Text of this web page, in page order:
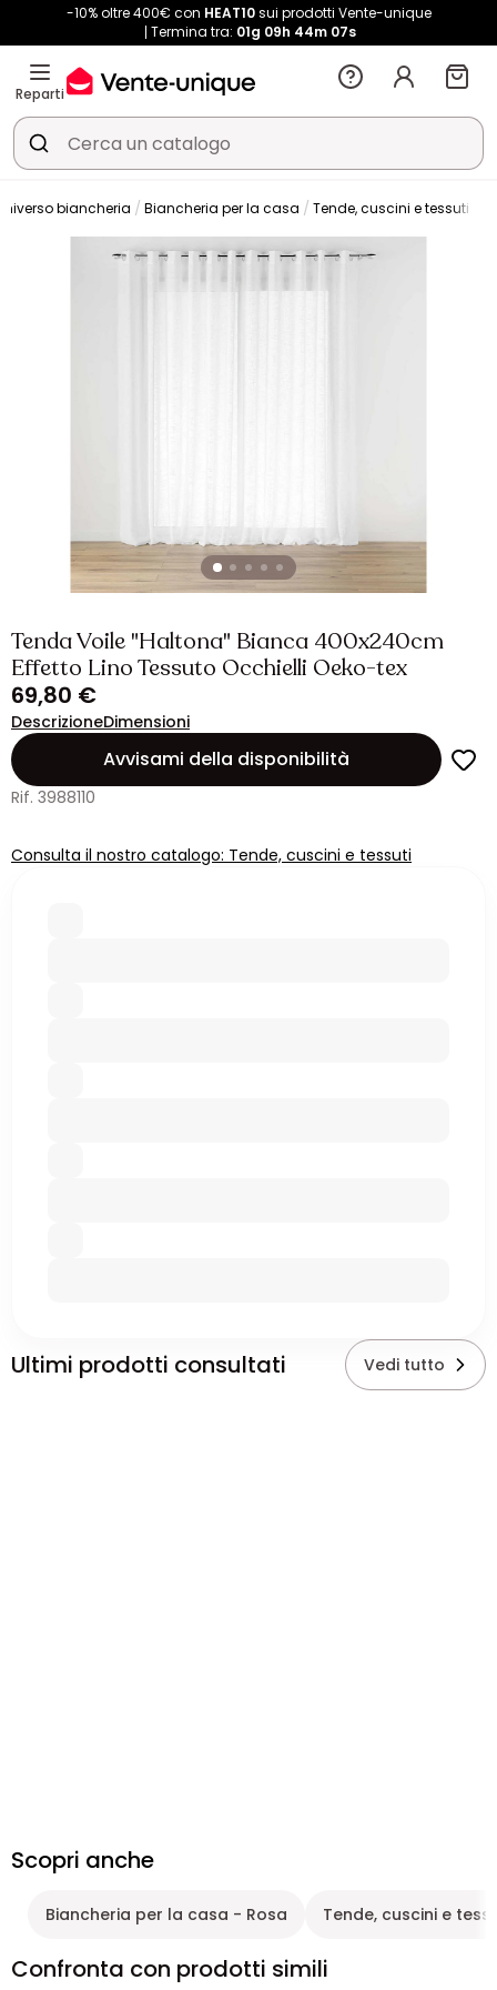
-10% oltre 400€ con HEAT10sui prodotti Vente-unique
Termina tra: 01g 09h 44m 05s
Reparti
biancheria Biancheria per la casa Tende, cuscini e tessuti
Tenda Voile "Haltona" Bianca 400x240cm
Effetto Lino Tessuto Occhielli Oeko-tex
69,80 €
DescrizioneDimensioni
Avvisami della disponibilità
Rif. 3988110
Consulta il nostro catalogo: Tende, cuscini e tessuti
Ultimi prodotti consultati Vedi tutto
Scopri anche
Biancheria per la casa - Rosa Tende, cuscini e
Confronta con prodotti simili